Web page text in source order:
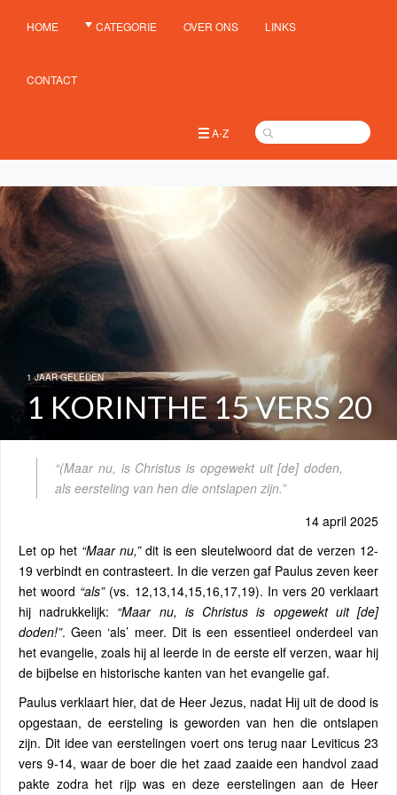
HOME CATEGORIE OVER ONS LINKS
CONTACT
A-Z
1 JAAR GELEDEN
1 KORINTHE 15 VERS 20
“(Maar nu, is Christus is opgewekt uit [de] doden,
als eersteling van hen die ontslapen zijn.”
14 april 2025
Let op het “Maar nu,”dit is een sleutelwoord dat de verzen 12-
19 verbindt en contrasteert. In die verzen gaf Paulus zeven keer
het woord “als”(vs. 12,13,14,15,16,17,19). In vers 20 verklaart
hij nadrukkelijk: “Maar nu, is Christus is opgewekt uit [de]
doden!”. Geen ‘als’ meer. Dit is een essentieel onderdeel van
het evangelie, zoals hij al leerde in de eerste elf verzen, waar hij
de bijbelse en historische kanten van het evangelie gaf.
Paulus verklaart hier, dat de Heer Jezus, nadat Hij uit de dood is
opgestaan, de eersteling is geworden van hen die ontslapen
zijn. Dit idee van eerstelingen voert ons terug naar Leviticus 23
vers 9-14, waar de boer die het zaad zaaide een handvol zaad
pakte zodra het rijp was en deze eerstelingen aan de Heer